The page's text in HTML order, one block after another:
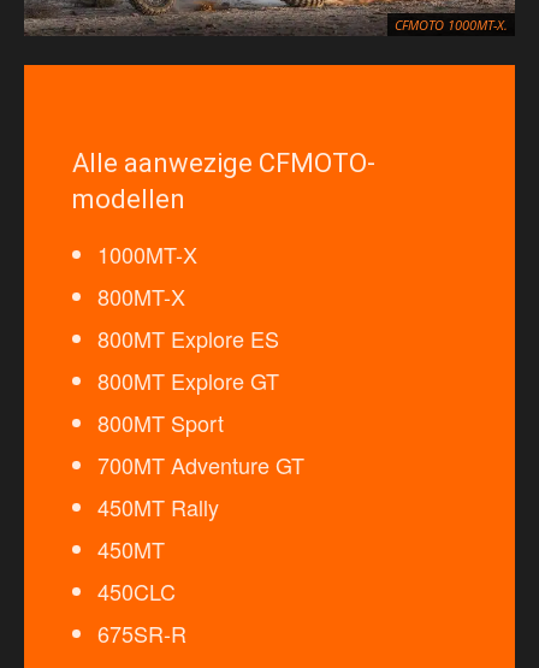
CFMOTO 1000MT-X.
Alle aanwezige CFMOTO-
modellen
1000MT-X
800MT-X
800MT Explore ES
800MT Explore GT
800MT Sport
700MT Adventure GT
450MT Rally
450MT
450CLC
675SR-R